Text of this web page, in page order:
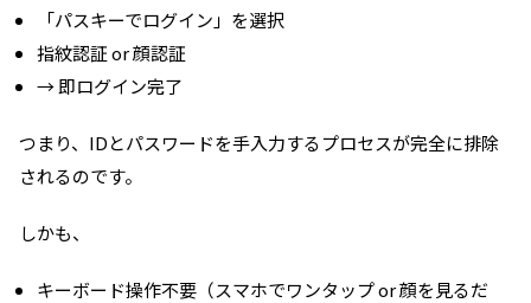
「パスキーでログイン」を選択
指紋認証 or 顔認証
→ 即ログイン完了
つまり、IDとパスワードを手入力するプロセスが完全に排除
されるのです。
しかも、
キーボード操作不要（スマホでワンタップ or 顔を見るだ